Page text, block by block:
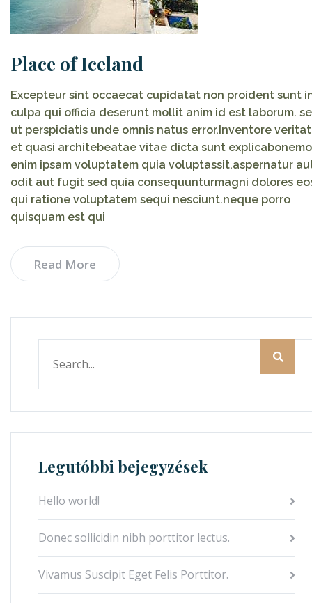
Place of Iceland
Excepteur sint occaecat cupidatat non proident sunt
culpa qui officia deserunt mollit anim id est laborum.
ut perspiciatis unde omnis natus error.Inventore
et quasi architebeatae vitae dicta sunt explicabonemo
enim ipsam voluptatem quia voluptassit.aspernatur
odit aut fugit sed quia consequunturmagni dolores
qui ratione voluptatem sequi nesciunt.neque porro
quisquam est qui
Read More
Legutóbbi bejegyzések
Hello world!
Donec sollicidin nibh porttitor lectus.
Vivamus Suscipit Eget Felis Porttitor.